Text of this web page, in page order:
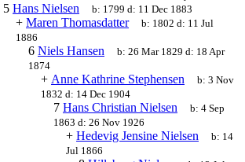
5 Hans Nielsen b: 1799 d: 11 Dec 1883
+ Maren Thomasdatter b: 1802 d: 11 Jul
1886
6 Niels Hansen b:26 Mar 1829 d: 18 Apr
1874
+ Anne Kathrine Stephensen b:3 Nov
1832 d: 14 Dec 1904
7 Hans Christian Nielsen b:4 Sep
1863 d: 26 Nov 1926
+ Hedevig Jensine Nielsen b: 14
Jul 1866